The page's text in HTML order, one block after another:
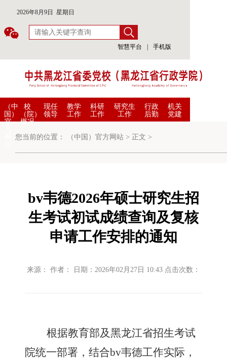
2026年8月9日 星期日
智慧平台 手机版
（中
国）
官
校
（院）
概况
现任
领导
教学
工作
科研
工作
研究生
工作
行政
后勤
机关
党建
您当前的位置： （中国）官方网站 > 正文 >
bv韦德2026年硕士研究生招
生考试初试成绩查询及复核
申请工作安排的通知
来源： 作者： 日期：2026年02月27日 10:43 点击次数：
根据教育部及黑龙江省招生考试
院统一部署，结合bv韦德工作实际，